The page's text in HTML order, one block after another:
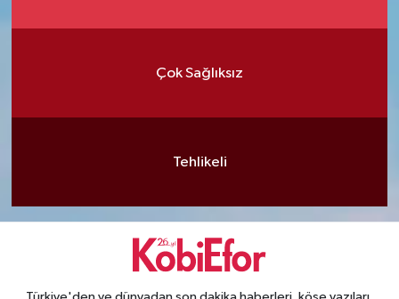
Çok Sağlıksız
Tehlikeli